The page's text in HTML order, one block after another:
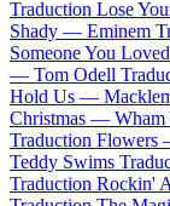
Traduction Lose
Shady — Eminem
Someone You
— Tom Odell
Hold Us —
Christmas — Wham
Traduction Flowers
Teddy Swims
Traduction Rockin'